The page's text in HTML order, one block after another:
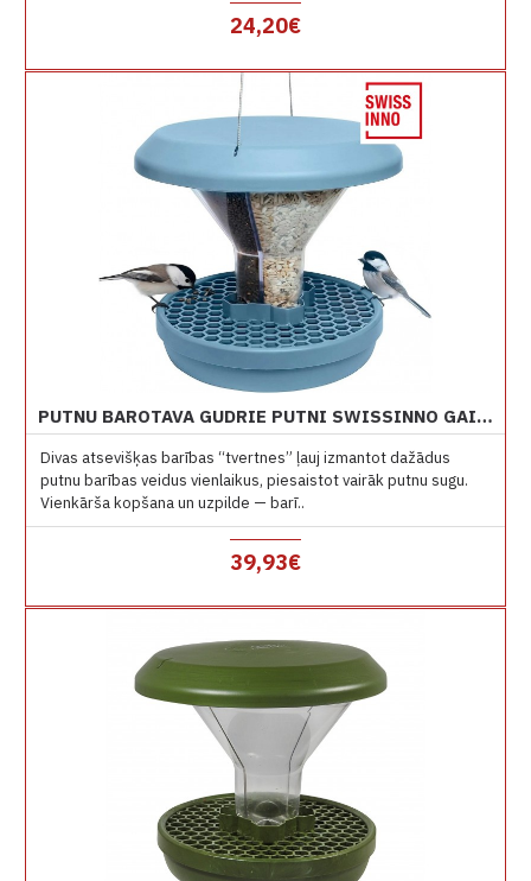
24,20€
PUTNU BAROTAVA GUDRIE PUTNI SWISSINNO GAIŠI ZILA DAVOS
Divas atsevišķas barības “tvertnes” ļauj izmantot dažādus
putnu barības veidus vienlaikus, piesaistot vairāk putnu sugu.
Vienkārša kopšana un uzpilde — barī..
39,93€